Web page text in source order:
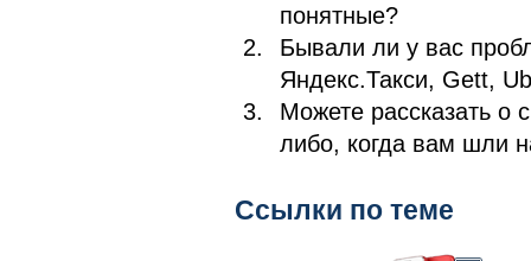
понятные?
Бывали ли у вас
Яндекс.Такси, Gett,
Можете рассказать о
либо, когда вам шли
Ссылки по теме